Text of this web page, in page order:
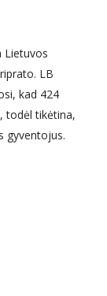
Lietuvos
LB
kad 424
todėl tikėtina,
gyventojus.